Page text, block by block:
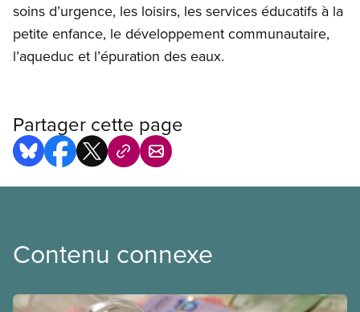
soins d’urgence, les loisirs, les services éducatifs à la
petite enfance, le développement communautaire,
l’aqueduc et l’épuration des eaux.
Partager cette page
Contenu connexe